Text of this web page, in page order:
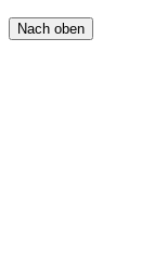
Nach oben